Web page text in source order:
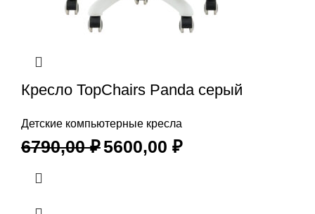
Кресло TopChairs Panda серый
Детские компьютерные кресла
6790,00₽5600,00 ₽